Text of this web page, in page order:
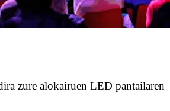
zure alokairuen LED pantailaren